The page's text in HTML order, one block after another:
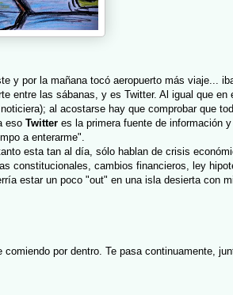
y por la mañana tocó aeropuerto más viaje...
entre las sábanas, y es Twitter. Al igual que en
al acostarse hay que comprobar que
eso Twitter es la primera fuente de información
a enterarme".
esta tan al día, sólo hablan de crisis
constitucionales, cambios financieros, ley
estar un poco "out" en una isla desierta con
por dentro. Te pasa continuamente,